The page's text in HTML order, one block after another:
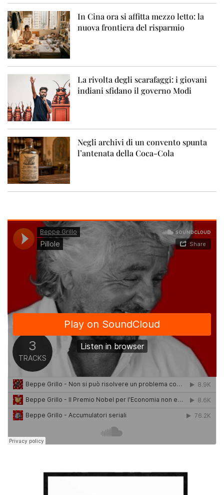
In Cina ora si affitta mezzo letto: la
nuova frontiera del risparmio
La rivolta degli scarafaggi: i giovani
indiani sfidano il governo Modi
Negli archivi di un convento spunta
l’antenata della Coca-Cola